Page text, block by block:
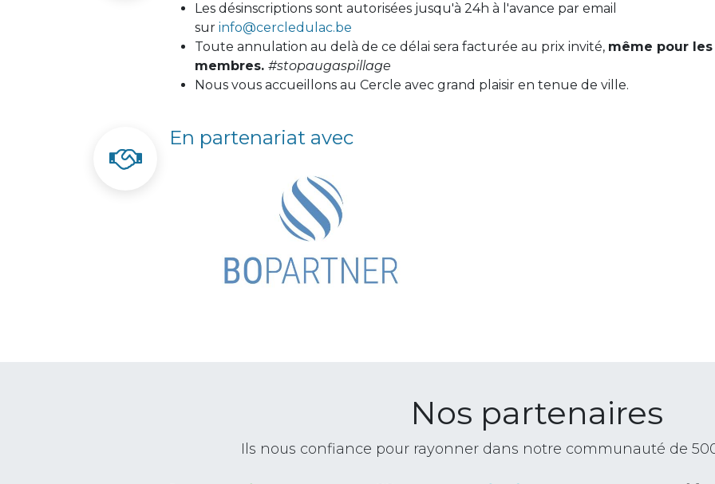
Les désinscriptions sont autorisées jusqu'à 24h à l'avance par email
sur info@cercledulac.be
Toute annulation au delà de ce délai sera facturée au prix invité, même pour les
membres. #stopaugaspillage
Nous vous accueillons au Cercle avec grand plaisir en tenue de ville.
En partenariat avec
Nos partenaires
Ils nous confiance pour rayonner dans notre communauté de